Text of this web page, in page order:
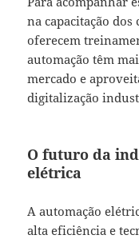
na capacitação
oferecem
automação têm
mercado e
digitalização
O futuro da
elétrica
A automação
alta eficiência e